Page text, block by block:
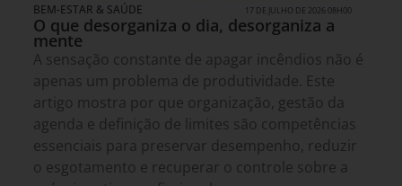
BEM-ESTAR & SAÚDE 17 DE JULHO DE 2026 08H00
O que desorganiza o dia, desorganiza a
mente
A sensação constante de apagar incêndios não é
apenas um problema de produtividade. Este
artigo mostra por que organização, gestão da
agenda e definição de limites são competências
essenciais para preservar desempenho, reduzir
o esgotamento e recuperar o controle sobre a